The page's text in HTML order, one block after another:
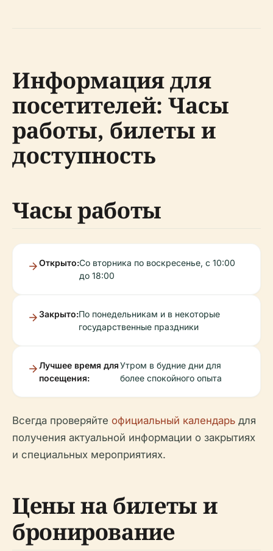
Информация для
посетителей: Часы
работы, билеты и
доступность
Часы работы
Открыто:Со вторника по воскресенье, с 10:00
до 18:00
Закрыто:По понедельникам и в некоторые
государственные праздники
Лучшее время для
посещения:
Утром в будние дни для
более спокойного опыта
Всегда проверяйте официальный календарь для
получения актуальной информации о закрытиях
и специальных мероприятиях.
Цены на билеты и
бронирование